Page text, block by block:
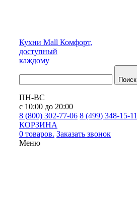
Кухни Mall Комфорт,
доступный
каждому
Поиск
ПН-ВС
с 10:00 до 20:00
8 (800) 302-77-06 8 (499) 348-15-11
КОРЗИНА
0 товаров. Заказать звонок
Меню